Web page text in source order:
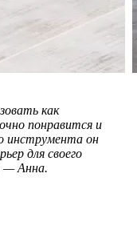
как
понравится и
инструмента он
для своего
— Анна.